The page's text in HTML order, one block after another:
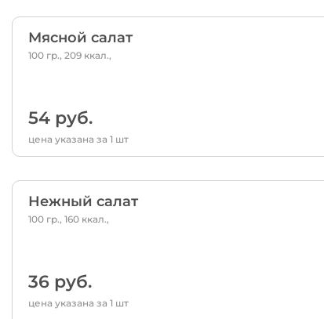
Мясной салат
100 гр., 209 ккал.,
54 руб.
цена указана за 1 шт
Нежный салат
100 гр., 160 ккал.,
36 руб.
цена указана за 1 шт